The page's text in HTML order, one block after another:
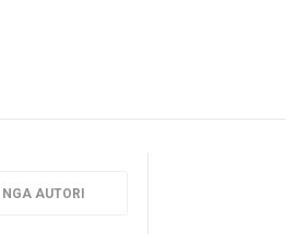
NGA AUTORI